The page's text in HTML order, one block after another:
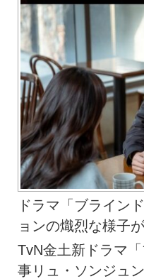
ドラマ「ブライン
ョンの熾烈な様子
TvN金土新ドラマ
事リュ・ソンジュ